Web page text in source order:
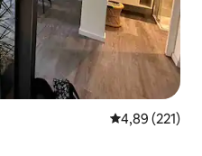
Prosječna
4,89 (221)